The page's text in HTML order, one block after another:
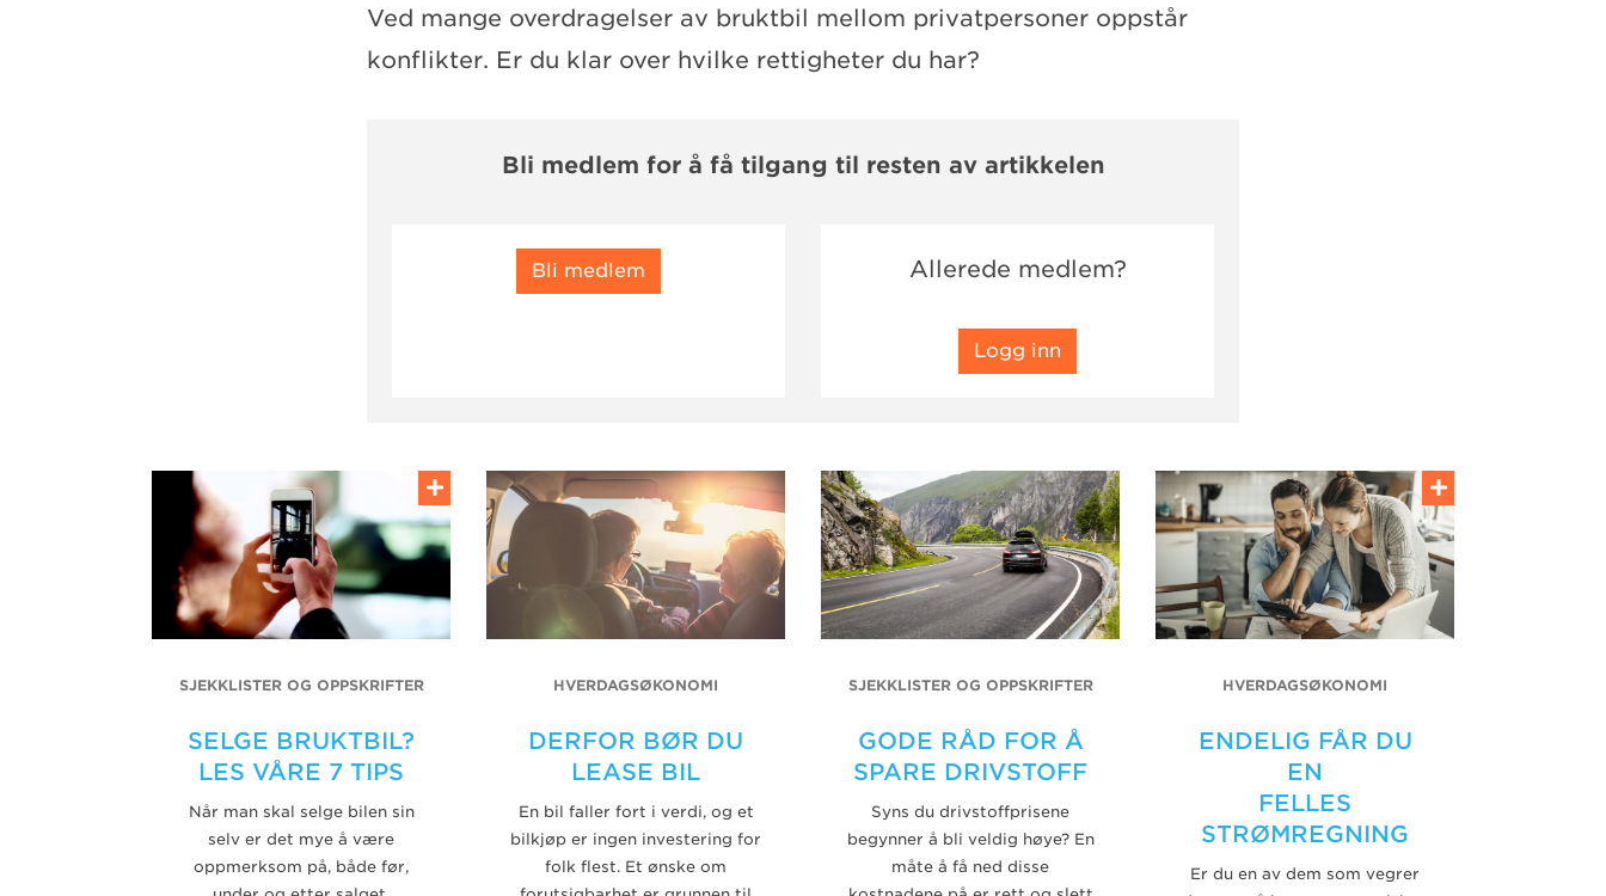
Ved mange overdragelser av bruktbil mellom privatpersoner oppstår
konflikter. Er du klar over hvilke rettigheter du har?
Bli medlem for å få tilgang til resten av artikkelen
Bli medlem Allerede medlem?
Logg inn
SJEKKLISTER OG OPPSKRIFTER
SELGE BRUKTBIL?
LES VÅRE 7 TIPS
Når man skal selge bilen sin
selv er det mye å være
oppmerksom på, både før,
HVERDAGSØKONOMI
DERFOR BØR DU
LEASE BIL
En bil faller fort i verdi, og et
bilkjøp er ingen investering for
folk flest. Et ønske om
SJEKKLISTER OG OPPSKRIFTER
GODE RÅD FOR Å
SPARE DRIVSTOFF
Syns du drivstoffprisene
begynner å bli veldig høye? En
måte å få ned disse
HVERDAGSØKONOMI
ENDELIG FÅR DU
EN
FELLES
STRØMREGNING
Er du en av dem som vegrer